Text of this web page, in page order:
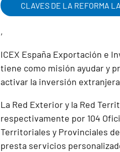
CLAVES DE LA REFORMA
,
ICEX España Exportación e
tiene como misión ayudar y
activar la inversión
La Red Exterior y la Red
respectivamente por 104
Territoriales y Provinciales
presta servicios